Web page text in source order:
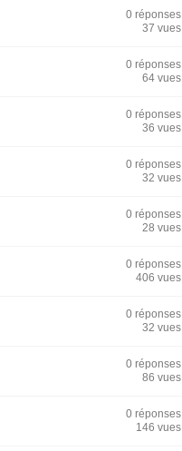
0 réponses
37 vues
0 réponses
64 vues
0 réponses
36 vues
0 réponses
32 vues
0 réponses
28 vues
0 réponses
406 vues
0 réponses
32 vues
0 réponses
86 vues
0 réponses
146 vues